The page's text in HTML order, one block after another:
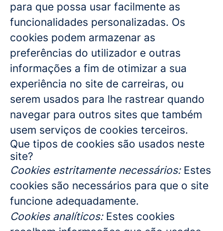
para que possa usar facilmente as
funcionalidades personalizadas. Os
cookies podem armazenar as
preferências do utilizador e outras
informações a fim de otimizar a sua
experiência no site de carreiras, ou
serem usados para lhe rastrear quando
navegar para outros sites que também
usem serviços de cookies terceiros.
Que tipos de cookies são usados neste
site?
Cookies estritamente necessários:Estes
cookies são necessários para que o site
funcione adequadamente.
Cookies analíticos:Estes cookies